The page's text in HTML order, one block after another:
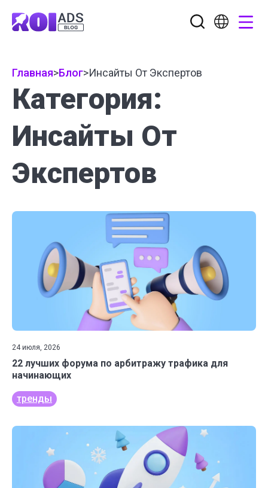
Главная>Блог>Инсайты От Экспертов
Категория:
Инсайты От
Экспертов
24 июля, 2026
22 лучших форума по арбитражу трафика для
начинающих
тренды